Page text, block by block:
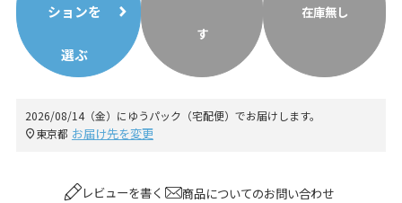
ションを
選ぶ
す
在庫無し
2026/08/14（金） に ゆうパック（宅配便） でお届けします。
東京都 お届け先を変更
レビューを書く 商品についてのお問い合わせ